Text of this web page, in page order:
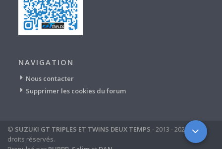
NAVIGATION
Nous contacter
Supprimer les cookies du forum
© SUZUKI GT TRIPLES ET TWINS DEUX TEMPS - 2013 - 2024 - tous
droits réservés.